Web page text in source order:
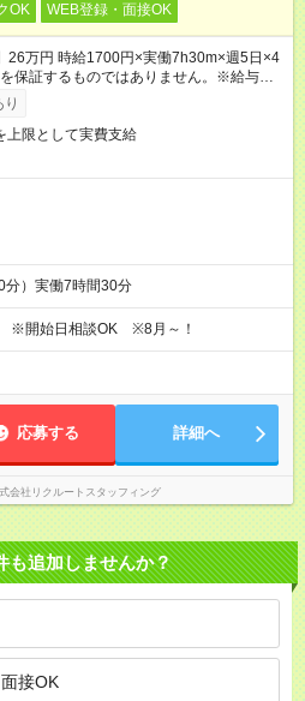
OK WEB登録・面接OK
万円 時給1700円×実働7h30m×週5日×4
保証するものではありません。※給与即受
利用条件有）
上限として実費支給
）実働7時間30分
※開始日相談OK ※8月～！
応募する 詳細へ
会社リクルートスタッフィング
も追加しませんか？
接OK